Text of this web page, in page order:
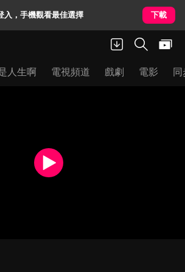
入，手機觀看最佳選擇 下載
人生啊 電視頻道 戲劇 電影